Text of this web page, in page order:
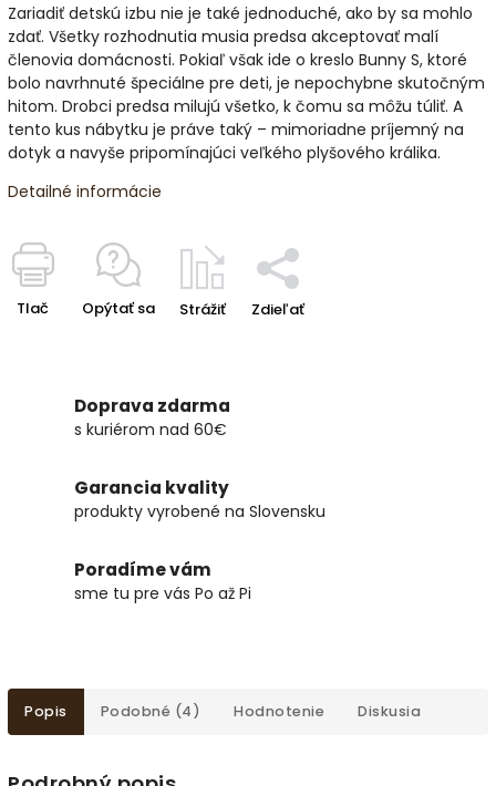
Zariadiť detskú izbu nie je také jednoduché, ako by sa mohlo
zdať. Všetky rozhodnutia musia predsa akceptovať malí
členovia domácnosti. Pokiaľ však ide o kreslo Bunny S, ktoré
bolo navrhnuté špeciálne pre deti, je nepochybne skutočným
hitom. Drobci predsa milujú všetko, k čomu sa môžu túliť. A
tento kus nábytku je práve taký – mimoriadne príjemný na
dotyk a navyše pripomínajúci veľkého plyšového králika.
Detailné informácie
Tlač Opýtať sa Strážiť Zdieľať
Doprava zdarma
s kuriérom nad 60€
Garancia kvality
produkty vyrobené na Slovensku
Poradíme vám
sme tu pre vás Po až Pi
Popis Podobné (4) Hodnotenie Diskusia